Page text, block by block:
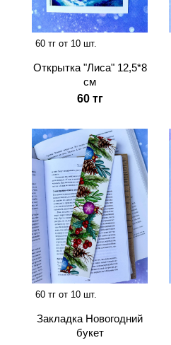
60 тг от 10 шт.
Открытка "Лиса" 12,5*8
см
60 тг
60 тг от 10 шт.
Закладка Новогодний
букет